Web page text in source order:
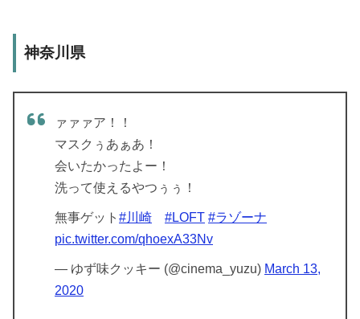
神奈川県
ァァァア！！
マスクぅあぁあ！
会いたかったよー！
洗って使えるやつぅぅ！
無事ゲット #川崎 #LOFT #ラゾーナ
pic.twitter.com/qhoexA33Nv
— ゆず味クッキー (@cinema_yuzu) March 13,
2020